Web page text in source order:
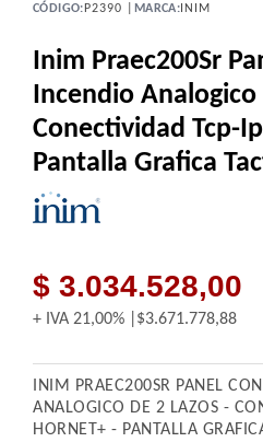
CÓDIGO: P2390 | MARCA: INIM
Inim Praec200Sr
Incendio Analogico
Conectividad Tcp-
Pantalla Grafica
$ 3.034.528,00
+ IVA 21,00% $3.671.778,88
INIM PRAEC200SR PANEL
ANALOGICO DE 2 LAZOS -
HORNET+ - PANTALLA